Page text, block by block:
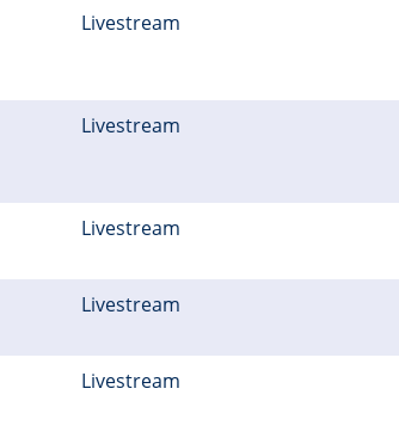
Livestream
Livestream
Livestream
Livestream
Livestream